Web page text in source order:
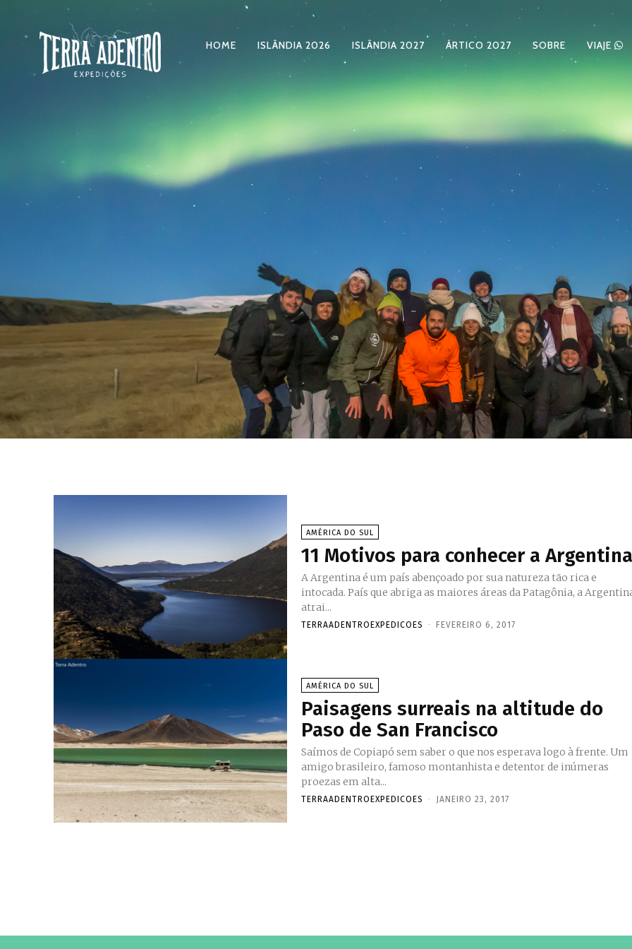
HOME ISLÂNDIA 2026 ISLÂNDIA 2027 ÁRTICO 2027 SOBRE VIAJE
AMÉRICA DO SUL
11 Motivos para conhecer a
A Argentina é um país abençoado por sua natureza tão rica e
intocada. País que abriga as maiores áreas da Patagônia, a
atrai...
TERRAADENTROEXPEDICOES - FEVEREIRO 6, 2017
AMÉRICA DO SUL
Paisagens surreais na altitude do
Paso de San Francisco
Saímos de Copiapó sem saber o que nos esperava logo à frente. Um
amigo brasileiro, famoso montanhista e detentor de inúmeras
proezas em alta...
TERRAADENTROEXPEDICOES - JANEIRO 23, 2017